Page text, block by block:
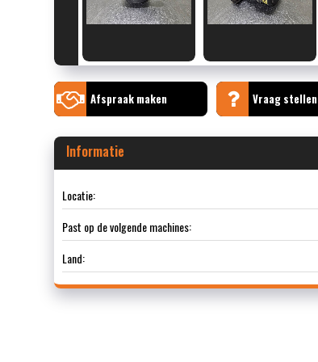
Afspraak maken Vraag stellen
Informatie
Locatie:
Past op de volgende machines:
Land: